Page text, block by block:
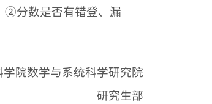
分数是否有错登、漏
学院数学与系统科学研究院
研究生部